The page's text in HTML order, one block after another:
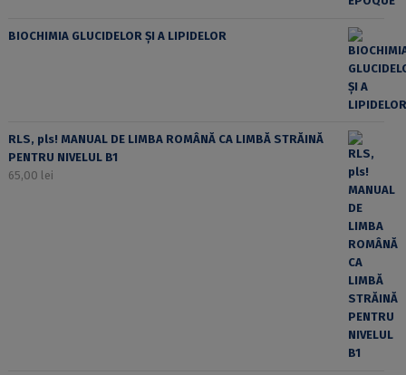
BIOCHIMIA GLUCIDELOR ȘI A LIPIDELOR
RLS, pls! MANUAL DE LIMBA ROMÂNĂ CA LIMBĂ STRĂINĂ
PENTRU NIVELUL B1
65,00 lei